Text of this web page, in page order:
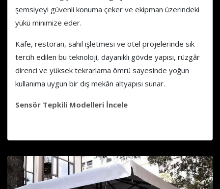
şemsiyeyi güvenli konuma çeker ve ekipman üzerindeki
yükü minimize eder.
Kafe, restoran, sahil işletmesi ve otel projelerinde sık
tercih edilen bu teknoloji, dayanıklı gövde yapısı, rüzgâr
direnci ve yüksek tekrarlama ömrü sayesinde yoğun
kullanıma uygun bir dış mekân altyapısı sunar.
Sensör Tepkili Modelleri İncele